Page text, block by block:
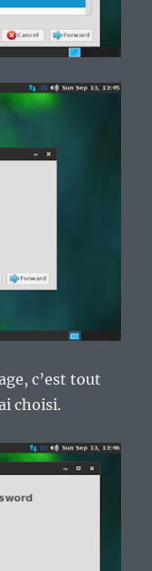
c’est tout
choisi.